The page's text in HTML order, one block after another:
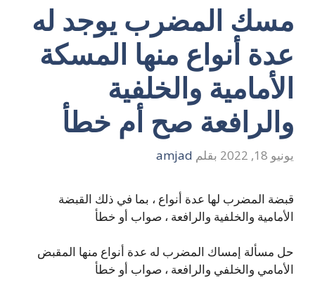
مسك المضرب يوجد له
عدة أنواع منها المسكة
الأمامية والخلفية
والرافعة صح أم خطأ
يونيو 18, 2022 بقلم amjad
قبضة المضرب لها عدة أنواع ، بما في ذلك القبضة
الأمامية والخلفية والرافعة ، صواب أو خطأ
حل مسألة إمساك المضرب له عدة أنواع منها المقبض
الأمامي والخلفي والرافعة ، صواب أو خطأ